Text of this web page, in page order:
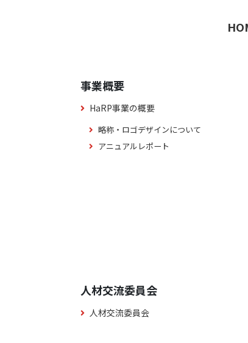
事業概要
HaRP事業の概要
略称・ロゴデザインについて
アニュアルレポート
人材交流委員会
人材交流委員会